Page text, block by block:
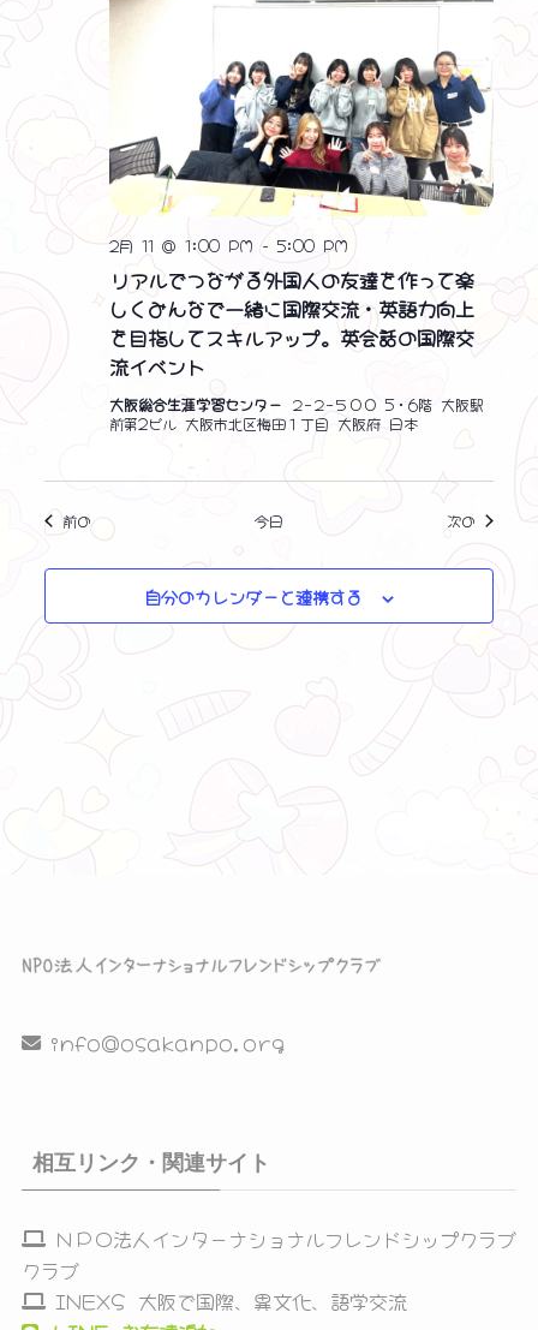
リアルでつながる外国人の友達を作って楽
しくみんなで一緒に国際交流・英語力向上
を目指してスキルアップ。英会話の国際交
流イベント
2月 11 @ 1:00 PM -5:00 PM
大阪総合生涯学習センター ２−２−５００ 5・6階 大阪駅
前第2ビル 大阪市北区梅田１丁目 大阪府 日本
前の 今日 次のイベント
自分のカレンダーと連携する
info@osakanpo.org
相互リンク・関連サイト
ＮＰＯ法人インターナショナルフレンドシップクラブ
クラブ
INEXS 大阪で国際、異文化、語学交流